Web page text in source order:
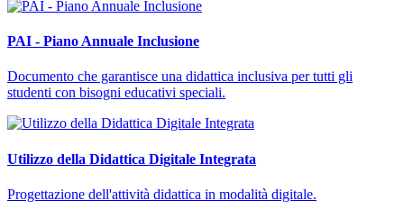
PAI - Piano Annuale Inclusione
Documento che garantisce una didattica inclusiva per tutti gli
studenti con bisogni educativi speciali.
Utilizzo della Didattica Digitale Integrata
Progettazione dell'attività didattica in modalità digitale.